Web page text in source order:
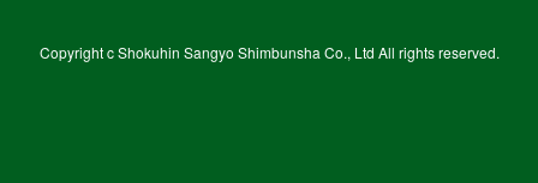
WEB
Copyright c Shokuhin Sangyo Shimbunsha Co., Ltd All rights reserved.